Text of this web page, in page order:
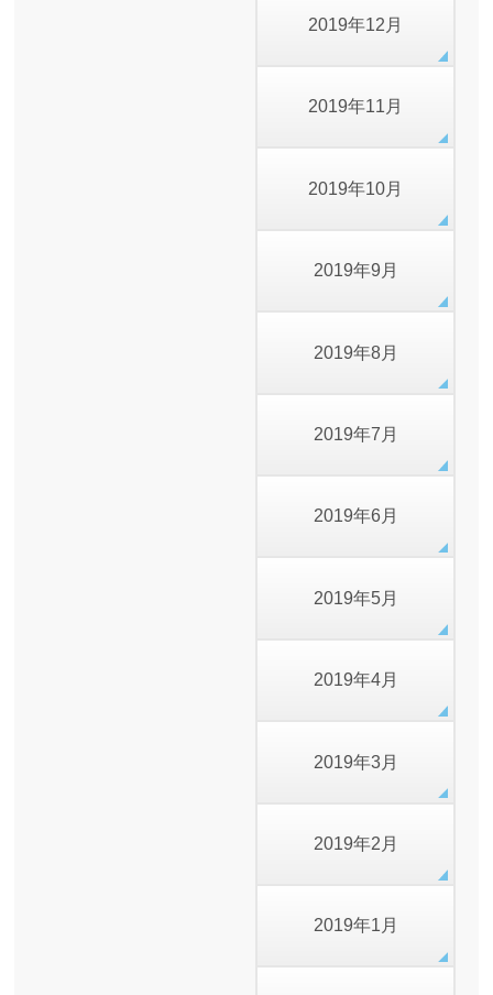
2019年12月
2019年11月
2019年10月
2019年9月
2019年8月
2019年7月
2019年6月
2019年5月
2019年4月
2019年3月
2019年2月
2019年1月